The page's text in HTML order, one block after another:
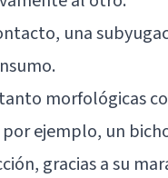
una
morfológicas
por ejemplo, un
gracias a su